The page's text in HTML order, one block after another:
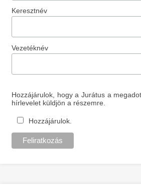
Keresztnév
Vezetéknév
Hozzájárulok, hogy a Jurátus a
hírlevelet küldjön a részemre.
Hozzájárulok.